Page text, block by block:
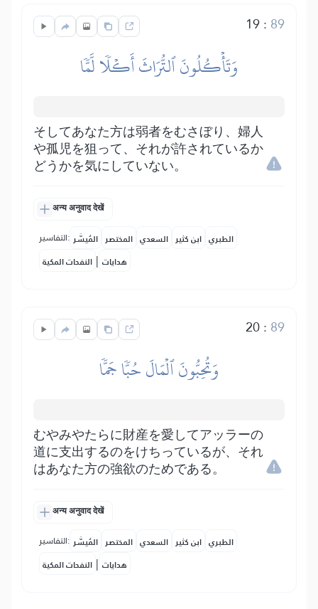
19: 89
وَتَأۡكُلُونَ ٱلتُّرَاثَ أَكۡلٗا لَّمّٗا
そしてあなた方は弱者をむさぼり、婦人
や孤児を狙って、それが許されているか
どうかを気にしていない。
अन्य अनुवाद देखें
التفاسير: المُيسَّر المختصر السعدي ابن كثير الطبري
النفحات المكية | هدايات
20: 89
وَتُحِبُّونَ ٱلۡمَالَ حُبّٗا جَمّٗا
むやみやたらに財産を愛してアッラーの
道に支出するのをけちっているが、それ
はあなた方の強欲のためである。
अन्य अनुवाद देखें
التفاسير: المُيسَّر المختصر السعدي ابن كثير الطبري
النفحات المكية | هدايات